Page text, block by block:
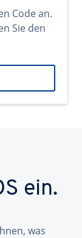
Code an.
Sie den
ein.
was